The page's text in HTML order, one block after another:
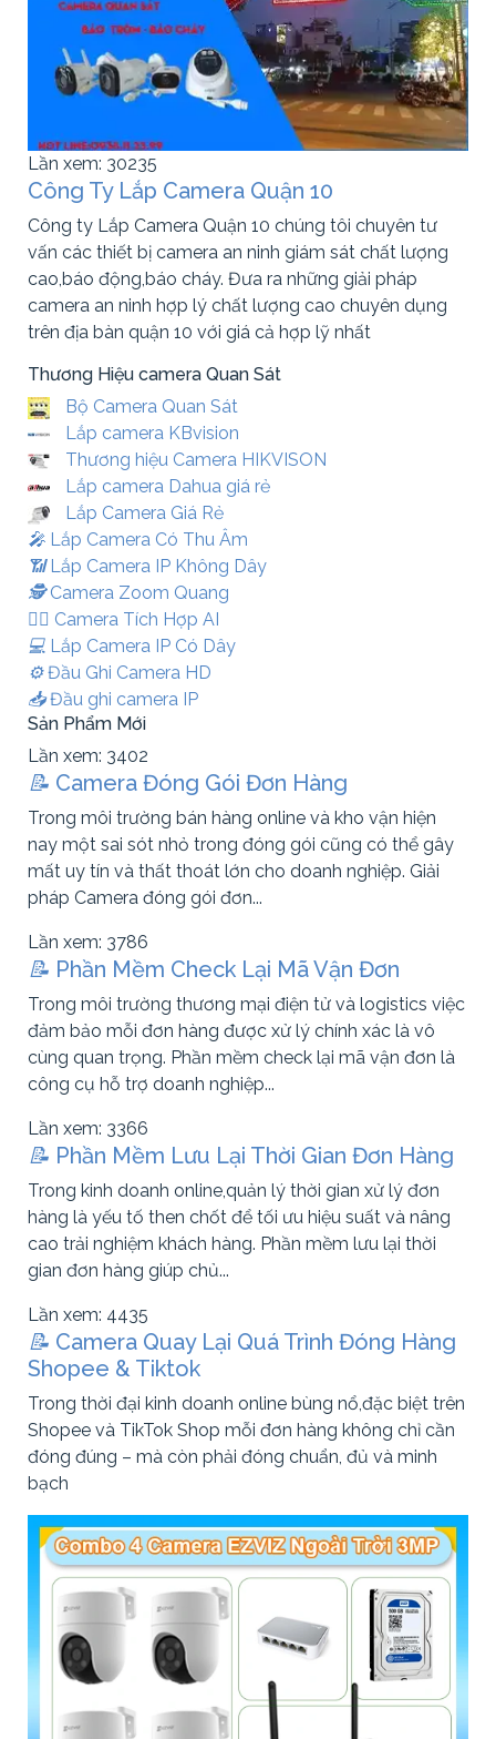
Lần xem: 30235
Công Ty Lắp Camera Quận 10
Công ty Lắp Camera Quận 10 chúng tôi chuyên tư
vấn các thiết bị camera an ninh giám sát chất lượng
cao,báo động,báo cháy. Đưa ra những giải pháp
camera an ninh hợp lý chất lượng cao chuyên dụng
trên địa bàn quận 10 với giá cả hợp lỹ nhất
Thương Hiệu camera Quan Sát
Bộ Camera Quan Sát
Lắp camera KBvision
Thương hiệu Camera HIKVISON
Lắp camera Dahua giá rẻ
Lắp Camera Giá Rẻ
️🎤️ Lắp Camera Có Thu Âm
📶 Lắp Camera IP Không Dây
🕵️Camera Zoom Quang
🧛‍♀️ Camera Tích Hợp AI
💻 Lắp Camera IP Có Dây
⚙️Đầu Ghi Camera HD
📥Đầu ghi camera IP
Sản Phẩm Mới
Lần xem: 3402
📝 Camera Đóng Gói Đơn Hàng
Trong môi trường bán hàng online và kho vận hiện
nay một sai sót nhỏ trong đóng gói cũng có thể gây
mất uy tín và thất thoát lớn cho doanh nghiệp. Giải
pháp Camera đóng gói đơn...
Lần xem: 3786
📝 Phần Mềm Check Lại Mã Vận Đơn
Trong môi trường thương mại điện tử và logistics việc
đảm bảo mỗi đơn hàng được xử lý chính xác là vô
cùng quan trọng. Phần mềm check lại mã vận đơn là
công cụ hỗ trợ doanh nghiệp...
Lần xem: 3366
📝 Phần Mềm Lưu Lại Thời Gian Đơn Hàng
Trong kinh doanh online,quản lý thời gian xử lý đơn
hàng là yếu tố then chốt để tối ưu hiệu suất và nâng
cao trải nghiệm khách hàng. Phần mềm lưu lại thời
gian đơn hàng giúp chủ...
Lần xem: 4435
📝 Camera Quay Lại Quá Trình Đóng Hàng
Shopee & Tiktok
Trong thời đại kinh doanh online bùng nổ,đặc biệt trên
Shopee và TikTok Shop mỗi đơn hàng không chỉ cần
đóng đúng – mà còn phải đóng chuẩn, đủ và minh
bạch